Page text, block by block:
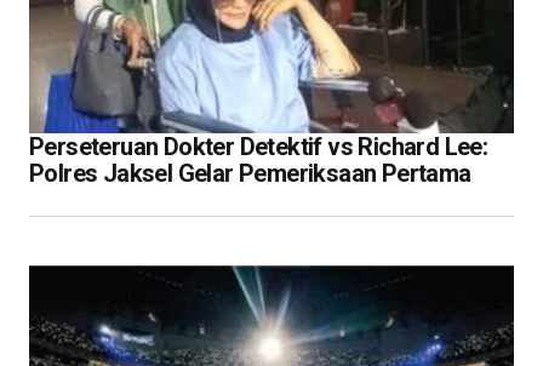
Perseteruan Dokter Detektif vs Richard Lee:
Polres Jaksel Gelar Pemeriksaan Pertama